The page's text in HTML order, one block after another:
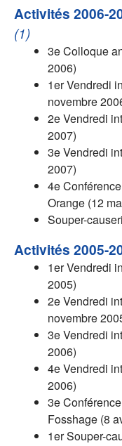
Activités 2006-
(1)
3e Colloque
2006)
1er Vendredi
novembre
2e Vendredi
2007)
3e Vendredi
2007)
4e
Orange (12
Souper-
Activités 2005-
1er Vendredi
2005)
2e Vendredi
novembre
3e Vendredi
2006)
4e Vendredi
2006)
3e
Fosshage (8
1er Souper-